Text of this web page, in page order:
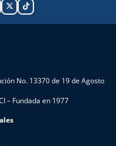
No. 13370 de 19 de Agosto
– Fundada en 1977